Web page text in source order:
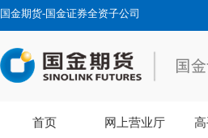
国金期货-国金证券全资子公司
首页 网上营业厅